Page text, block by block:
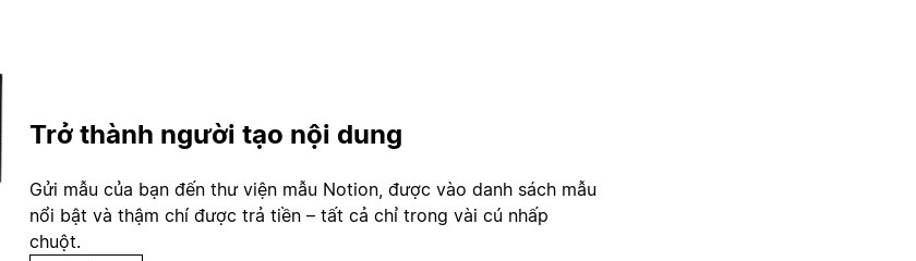
Trở thành người tạo nội dung
Gửi mẫu của bạn đến thư viện mẫu Notion, được vào danh sách mẫu
nổi bật và thậm chí được trả tiền – tất cả chỉ trong vài cú nhấp
chuột.